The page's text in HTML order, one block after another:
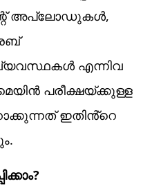
അപ്‌ലോഡുകൾ,
എന്നിവ
പരീക്ഷയ്ക്കുള്ള
ഇതിൻ്റെ